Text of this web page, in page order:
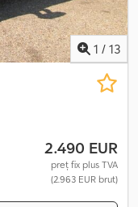
1 / 13
2.490 EUR
preț fix plus TVA
(2.963 EUR brut)